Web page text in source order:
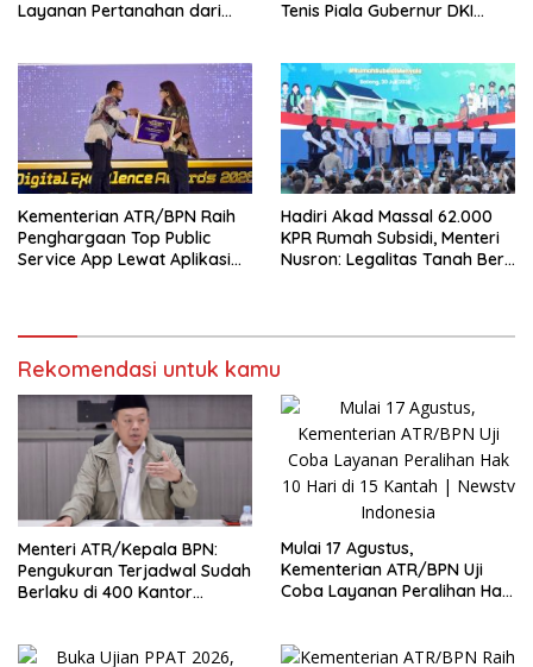
Layanan Pertanahan dari
Tenis Piala Gubernur DKI
Kementerian ATR/BPN Raih
Penghargaan Top Public
Service App Lewat Aplikasi
Hadiri Akad Massal 62.000
KPR Rumah Subsidi, Menteri
Nusron: Legalitas Tanah Beri
Rekomendasi untuk kamu
Menteri ATR/Kepala BPN:
Pengukuran Terjadwal Sudah
Berlaku di 400 Kantor
Mulai 17 Agustus,
Kementerian ATR/BPN Uji
Coba Layanan Peralihan Hak